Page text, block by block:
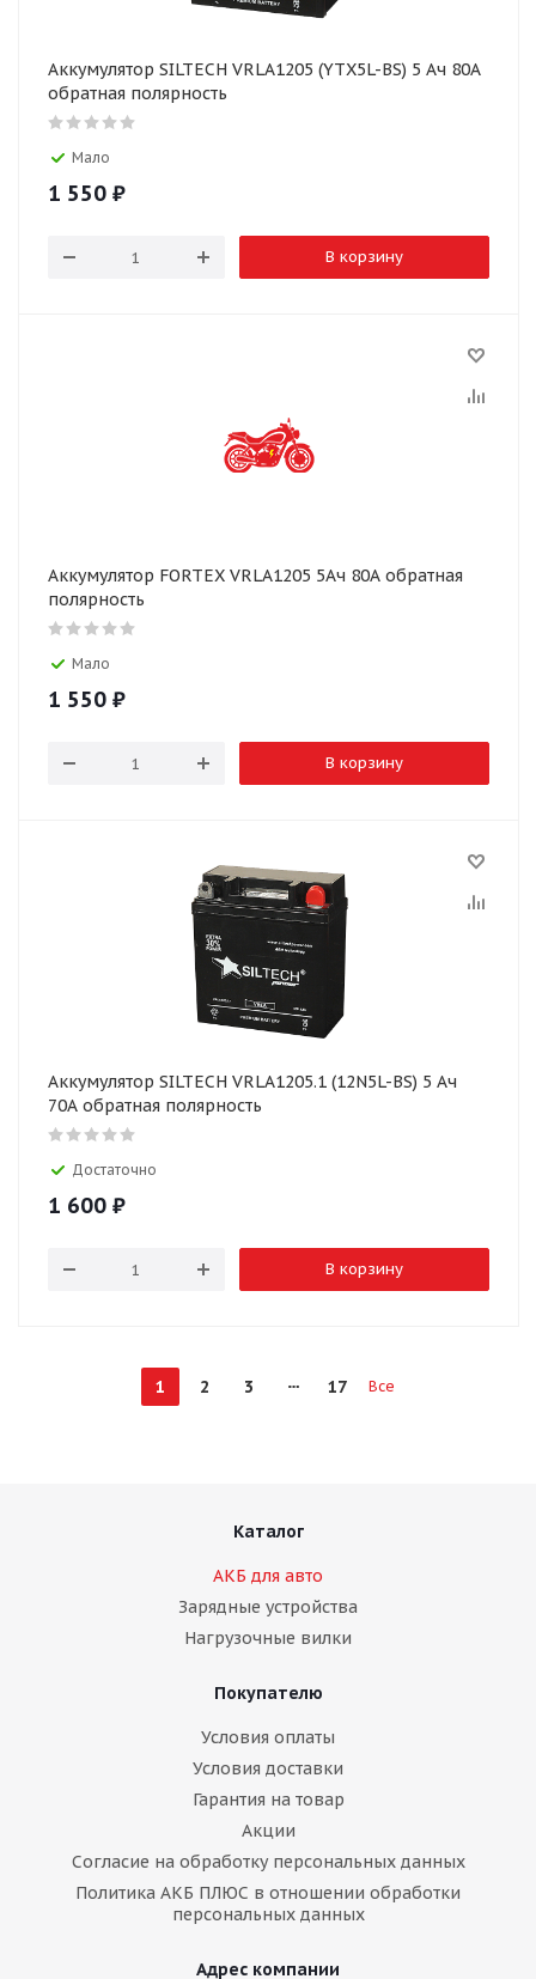
Аккумулятор SILTECH VRLA1205 (YTX5L-BS) 5 Ач 80А
обратная полярность
Мало
1 550 ₽
В корзину
Аккумулятор FORTEX VRLA1205 5Ач 80А обратная
полярность
Мало
1 550 ₽
В корзину
Аккумулятор SILTECH VRLA1205.1 (12N5L-BS) 5 Ач
70А обратная полярность
Достаточно
1 600 ₽
В корзину
1 2 3 17 Все
Каталог
АКБ для авто
Зарядные устройства
Нагрузочные вилки
Покупателю
Условия оплаты
Условия доставки
Гарантия на товар
Акции
Согласие на обработку персональных данных
Политика АКБ ПЛЮС в отношении обработки
персональных данных
Адрес компании